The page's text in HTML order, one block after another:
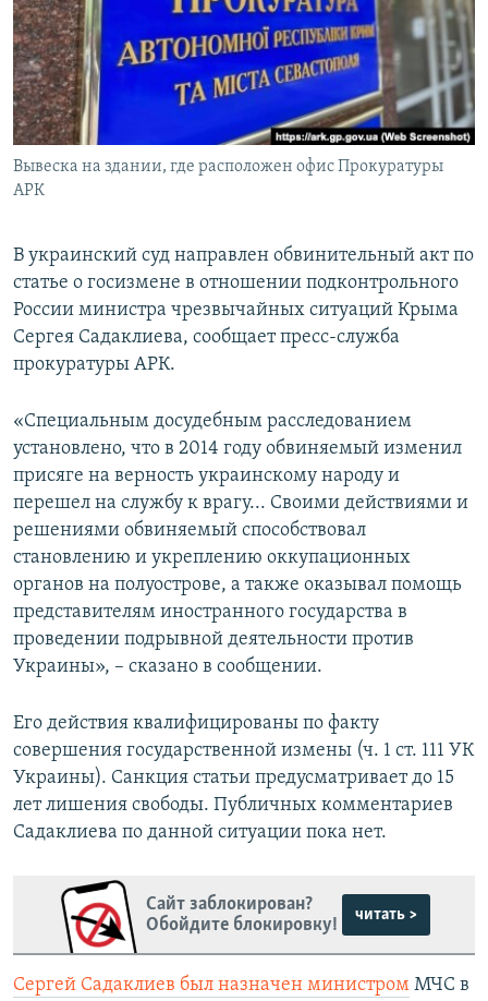
ПОБЕДИТЕЛЕЙ НЕ СУДЯТ?
КРЫМ.НЕПОКОРЕННЫЙ
ELIFBE
УКРАИНСКАЯ ПРОБЛЕМА КРЫМА
ПРИСОЕДИНЯЙТЕСЬ!
Все сайты RFE/RL
Вывеска на здании, где расположен офис Прокуратуры
АРК
В украинский суд направлен обвинительный акт по
статье о госизмене в отношении подконтрольного
России министра чрезвычайных ситуаций Крыма
Сергея Садаклиева, сообщает пресс-служба
прокуратуры АРК.
«Специальным досудебным расследованием
установлено, что в 2014 году обвиняемый изменил
присяге на верность украинскому народу и
перешел на службу к врагу... Своими действиями и
решениями обвиняемый способствовал
становлению и укреплению оккупационных
органов на полуострове, а также оказывал помощь
представителям иностранного государства в
проведении подрывной деятельности против
Украины», – сказано в сообщении.
Его действия квалифицированы по факту
совершения государственной измены (ч. 1 ст. 111 УК
Украины). Санкция статьи предусматривает до 15
лет лишения свободы. Публичных комментариев
Садаклиева по данной ситуации пока нет.
Сайт заблокирован?
Обойдите блокировку!
читать >
Сергей Садаклиев был назначен министром МЧС в